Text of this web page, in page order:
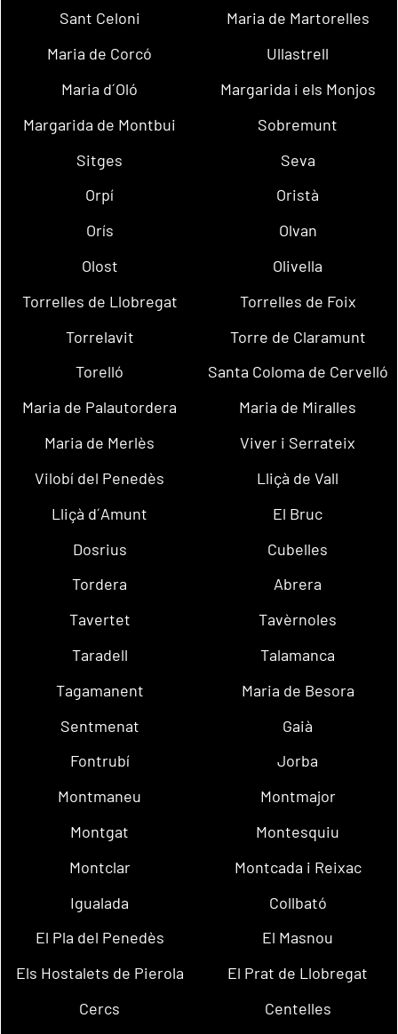
Sant Celoni
Maria de Martorelles
Maria de Corcó
Ullastrell
Maria d´Oló
Margarida i els Monjos
Margarida de Montbui
Sobremunt
Sitges
Seva
Orpí
Oristà
Orís
Olvan
Olost
Olivella
Torrelles de Llobregat
Torrelles de Foix
Torrelavit
Torre de Claramunt
Torelló
Santa Coloma de Cervelló
Maria de Palautordera
Maria de Miralles
Maria de Merlès
Viver i Serrateix
Vilobí del Penedès
Lliçà de Vall
Lliçà d´Amunt
El Bruc
Dosrius
Cubelles
Tordera
Abrera
Tavertet
Tavèrnoles
Taradell
Talamanca
Tagamanent
Maria de Besora
Sentmenat
Gaià
Fontrubí
Jorba
Montmaneu
Montmajor
Montgat
Montesquiu
Montclar
Montcada i Reixac
Igualada
Collbató
El Pla del Penedès
El Masnou
Els Hostalets de Pierola
El Prat de Llobregat
Cercs
Centelles